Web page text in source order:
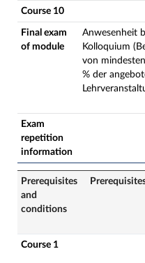
Course 10
Final exam
of module
Anwesenheit
Kolloquium
von
% der
Exam
repetition
information
Prerequisites
and
conditions
Course 1